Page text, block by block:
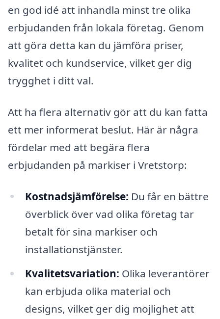
en god idé att inhandla minst tre olika
erbjudanden från lokala företag. Genom
att göra detta kan du jämföra priser,
kvalitet och kundservice, vilket ger dig
trygghet i ditt val.
Att ha flera alternativ gör att du kan fatta
ett mer informerat beslut. Här är några
fördelar med att begära flera
erbjudanden på markiser i Vretstorp:
Kostnadsjämförelse: Du får en bättre
överblick över vad olika företag tar
betalt för sina markiser och
installationstjänster.
Kvalitetsvariation: Olika leverantörer
kan erbjuda olika material och
designs, vilket ger dig möjlighet att